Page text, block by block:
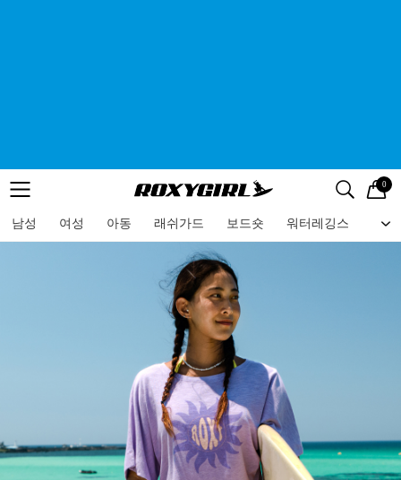
메뉴 검색
로고 0
남성 여성 아동 래쉬가드 보드숏 워터레깅스 비
메뉴